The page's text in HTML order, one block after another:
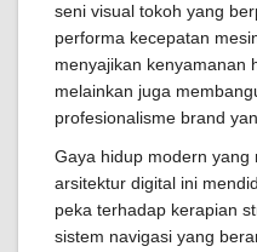
seni visual tokoh yang
performa kecepatan
menyajikan kenyamanan
melainkan juga
profesionalisme brand
Gaya hidup modern yang
arsitektur digital ini
peka terhadap kerapian
sistem navigasi yang